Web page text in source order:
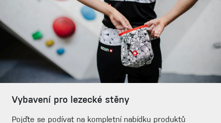
Vybavení pro lezecké stěny
Pojďte se podívat na kompletní nabídku produktů